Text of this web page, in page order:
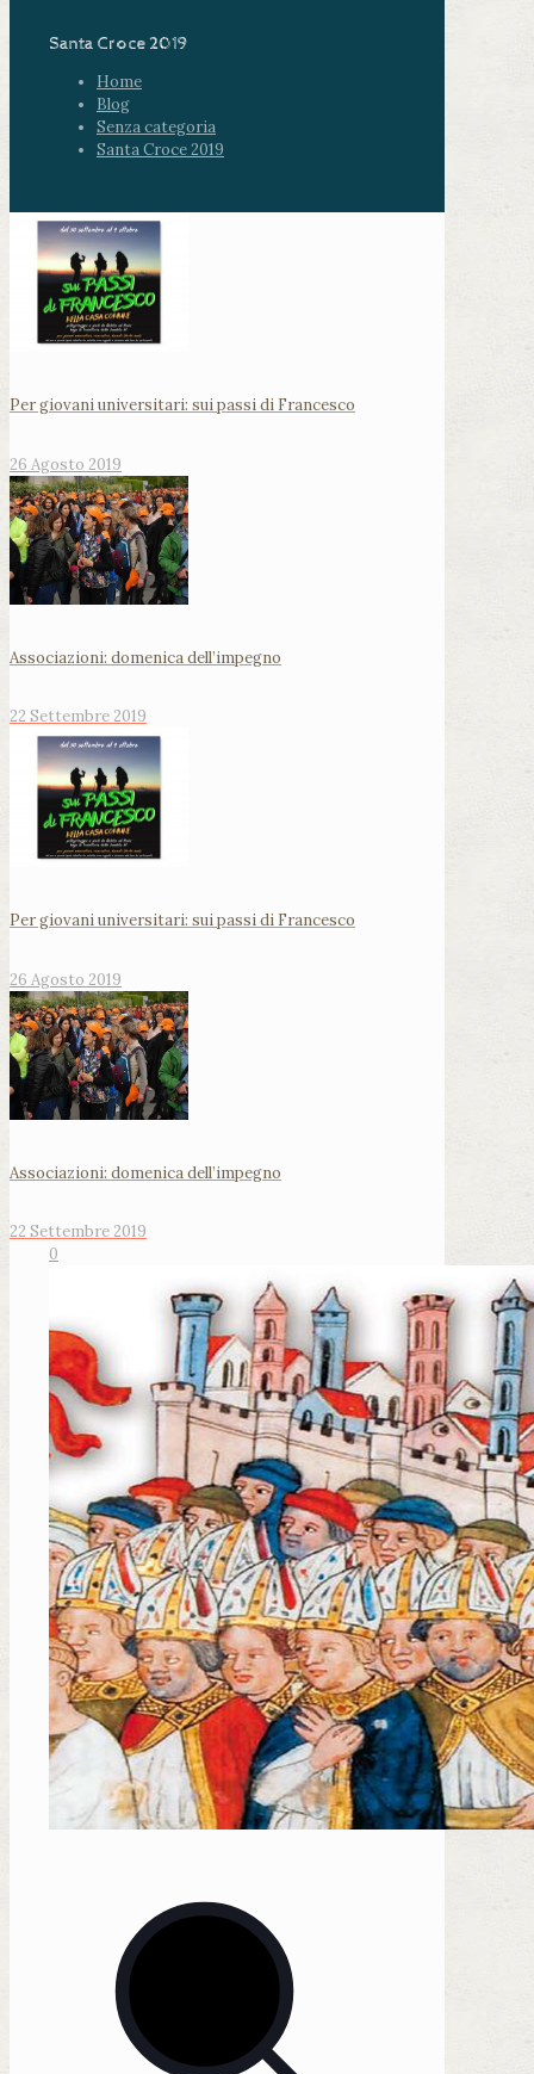
Santa Croce 2019
Home
Blog
Senza categoria
Santa Croce 2019
Per giovani universitari: sui passi di Francesco
26 Agosto 2019
Associazioni: domenica dell’impegno
22 Settembre 2019
Per giovani universitari: sui passi di Francesco
26 Agosto 2019
Associazioni: domenica dell’impegno
22 Settembre 2019
0